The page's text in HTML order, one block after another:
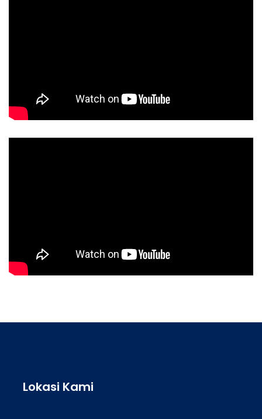
Lokasi Kami